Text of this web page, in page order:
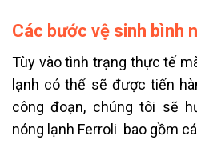
Các bước vệ sinh bình
Tùy vào tình trạng thực tế
lạnh có thể sẽ được tiến
công đoạn, chúng tôi sẽ
nóng lạnh Ferroli bao gồm